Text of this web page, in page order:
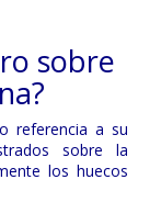
sobre
referencia a su
sobre la
los huecos